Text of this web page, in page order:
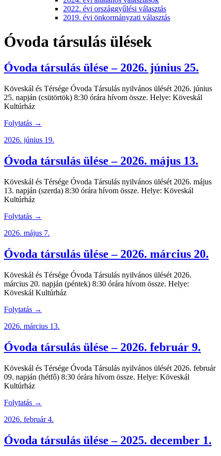
2022. évi országgyűlési választás
2019. évi önkormányzati választás
Óvoda társulás ülések
Óvoda társulás ülése – 2026. június 25.
Köveskál és Térsége Óvoda Társulás nyilvános ülését 2026. június
25. napján (csütörtök) 8:30 órára hívom össze. Helye: Köveskál
Kultúrház
Folytatás →
2026. június 19.
Óvoda társulás ülése – 2026. május 13.
Köveskál és Térsége Óvoda Társulás nyilvános ülését 2026. május
13. napján (szerda) 8:30 órára hívom össze. Helye: Köveskál
Kultúrház
Folytatás →
2026. május 7.
Óvoda társulás ülése – 2026. március 20.
Köveskál és Térsége Óvoda Társulás nyilvános ülését 2026.
március 20. napján (péntek) 8:30 órára hívom össze. Helye:
Köveskál Kultúrház
Folytatás →
2026. március 13.
Óvoda társulás ülése – 2026. február 9.
Köveskál és Térsége Óvoda Társulás nyilvános ülését 2026. február
09. napján (hétfő) 8:30 órára hívom össze. Helye: Köveskál
Kultúrház
Folytatás →
2026. február 4.
Óvoda társulás ülése – 2025. december 1.